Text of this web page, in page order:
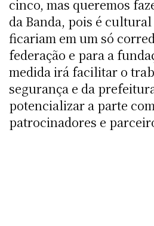
cinco, mas queremos
da Banda, pois é
ficariam em um só
federação e para a
medida irá facilitar o
segurança e da
potencializar a parte
patrocinadores e